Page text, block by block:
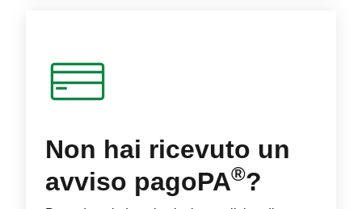
Non hai ricevuto un
avviso pagoPA®?